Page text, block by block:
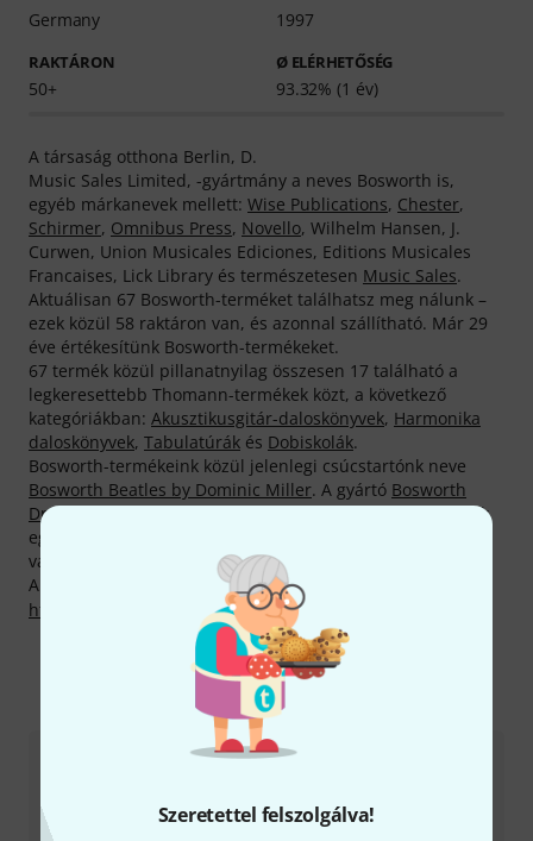
Szeretettel felszolgálva!
Germany 1997
RAKTÁRON
50+
Ø ELÉRHETŐSÉG
93.32% (1 év)
A társaság otthona Berlin, D.
Music Sales Limited, -gyártmány a neves Bosworth is,
egyéb márkanevek mellett: Wise Publications, Chester,
Schirmer, Omnibus Press, Novello, Wilhelm Hansen, J.
Curwen, Union Musicales Ediciones, Editions Musicales
Francaises, Lick Library és természetesen Music Sales.
Aktuálisan 67 Bosworth-terméket találhatsz meg nálunk –
ezek közül 58 raktáron van, és azonnal szállítható. Már 29
éve értékesítünk Bosworth-termékeket.
67 termék közül pillanatnyilag összesen 17 található a
legkeresettebb Thomann-termékek közt, a következő
kategóriákban: Akusztikusgitár-daloskönyvek, Harmonika
daloskönyvek, Tabulatúrák és Dobiskolák.
Bosworth-termékeink közül jelenlegi csúcstartónk neve
Bosworth Beatles by Dominic Miller. A gyártó Bosworth
Drums Easy 1nevű terméke szintén a legközkedveltebbek
egyike — eddig 2.000 alkalommal tették le mellette
vásárlóink rendeléseik során a voksukat.
A gyártóval kapcsolatban itt találsz bővebb tájékoztatást:
http://www.bosworth.de
Így érhetsz el minket